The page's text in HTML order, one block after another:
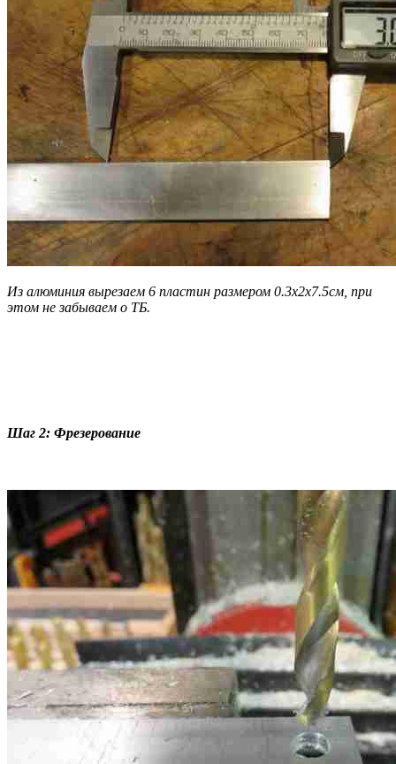
Из алюминия вырезаем 6 пластин размером 0.3х2х7.5см, при
этом не забываем о ТБ.
Шаг 2: Фрезерование